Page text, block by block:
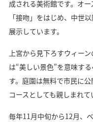
成される美術館です。オ
「接吻」をはじめ、中世
展示しています。
上宮から見下ろすウィー
は“美しい景色”を意味す
す。庭園は無料で市民に
コースとしても親しまれて
毎年11月中旬から12月、